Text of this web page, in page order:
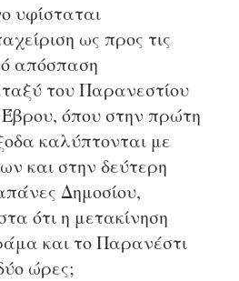
υφίσταται
ως προς τις
απόσπαση
του Παρανεστίου
όπου στην πρώτη
καλύπτονται με
και στην δεύτερη
Δημοσίου,
ότι η μετακίνηση
και το Παρανέστι
ώρες;